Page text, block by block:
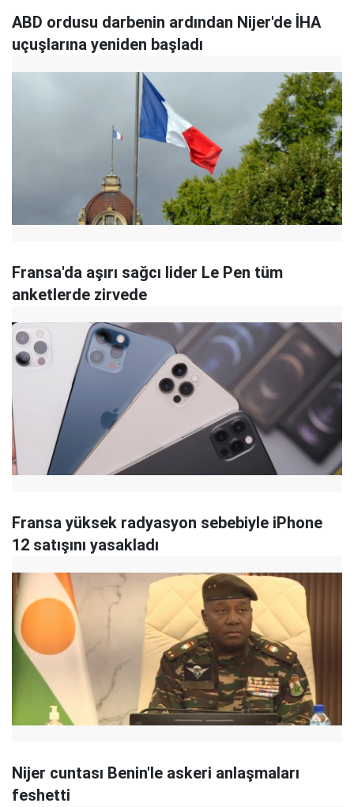
ABD ordusu darbenin ardından Nijer'de İHA
uçuşlarına yeniden başladı
Fransa'da aşırı sağcı lider Le Pen tüm
anketlerde zirvede
Fransa yüksek radyasyon sebebiyle iPhone
12 satışını yasakladı
Nijer cuntası Benin'le askeri anlaşmaları
feshetti